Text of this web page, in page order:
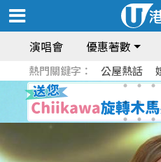
演唱會 優惠著數
熱門關鍵字： 公屋熱話